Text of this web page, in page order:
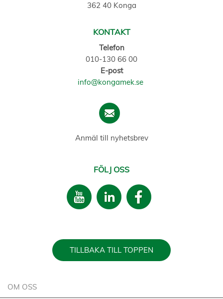
362 40 Konga
KONTAKT
Telefon
010-130 66 00
E-post
info@kongamek.se
Anmäl till nyhetsbrev
FÖLJ OSS
TILLBAKA TILL TOPPEN
OM OSS